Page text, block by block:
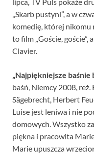
lipca, TV Puls pokaże
„Skarb pustyni”, a w
komedię, której nikomu
to film „Goście, goście”,
Clavier.
„Najpiękniejsze baśnie
baśń, Niemcy 2008,
Sägebrecht, Herbert
Luise jest leniwa i nie
domowych. Wszystko
piękna i pracowita
Marie upuszcza